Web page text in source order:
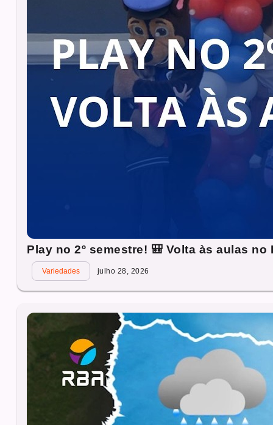
Play no 2º semestre! 🎒 Volta às aulas no
Variedades julho 28, 2026